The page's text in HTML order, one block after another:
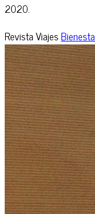
2020.
Revista Viajes